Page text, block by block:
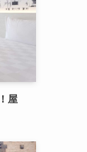
屋